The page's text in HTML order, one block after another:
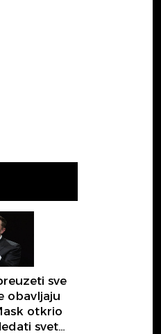
sve
obavljaju
otkrio
svet…